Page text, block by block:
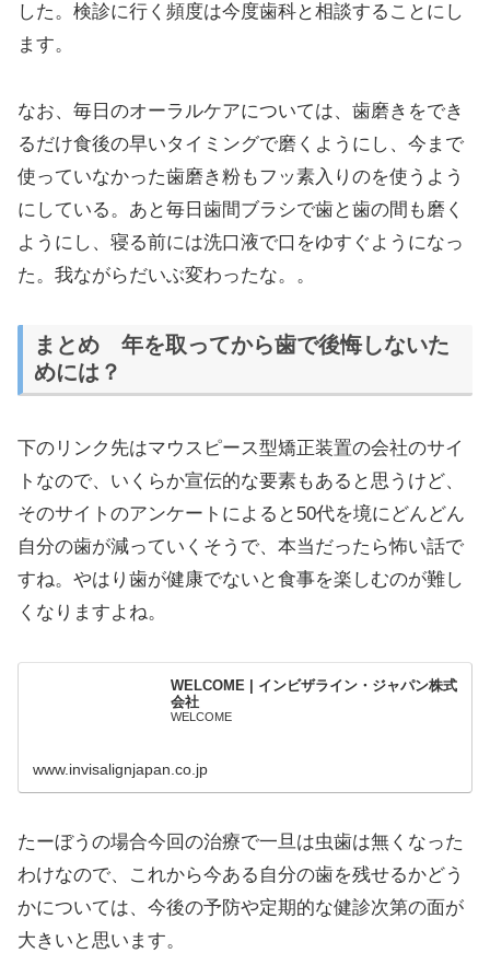
した。検診に行く頻度は今度歯科と相談することにし
ます。
なお、毎日のオーラルケアについては、歯磨きをでき
るだけ食後の早いタイミングで磨くようにし、今まで
使っていなかった歯磨き粉もフッ素入りのを使うよう
にしている。あと毎日歯間ブラシで歯と歯の間も磨く
ようにし、寝る前には洗口液で口をゆすぐようになっ
た。我ながらだいぶ変わったな。。
まとめ 年を取ってから歯で後悔しないた
めには？
下のリンク先はマウスピース型矯正装置の会社のサイ
トなので、いくらか宣伝的な要素もあると思うけど、
そのサイトのアンケートによると50代を境にどんどん
自分の歯が減っていくそうで、本当だったら怖い話で
すね。やはり歯が健康でないと食事を楽しむのが難し
くなりますよね。
WELCOME | インビザライン・ジャパン株式
会社
WELCOME
www.invisalignjapan.co.jp
たーぼうの場合今回の治療で一旦は虫歯は無くなった
わけなので、これから今ある自分の歯を残せるかどう
かについては、今後の予防や定期的な健診次第の面が
大きいと思います。